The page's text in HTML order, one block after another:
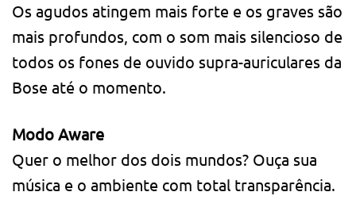
Os agudos atingem mais forte e os graves são
mais profundos, com o som mais silencioso de
todos os fones de ouvido supra-auriculares da
Bose até o momento.
Modo Aware
Quer o melhor dos dois mundos? Ouça sua
música e o ambiente com total transparência.